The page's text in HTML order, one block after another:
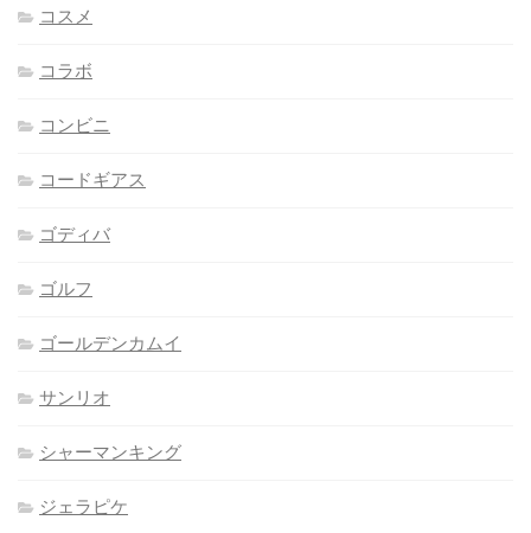
コスメ
コラボ
コンビニ
コードギアス
ゴディバ
ゴルフ
ゴールデンカムイ
サンリオ
シャーマンキング
ジェラピケ